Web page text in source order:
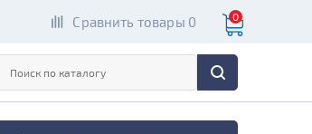
Сравнить товары 0 0